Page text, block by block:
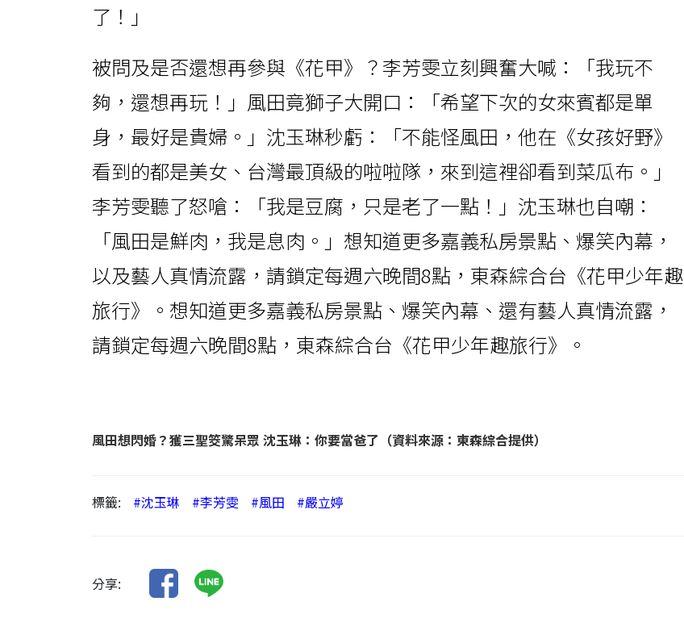
了！」
被問及是否還想再參與《花甲》？李芳雯立刻興奮大喊：「我玩不
夠，還想再玩！」風田竟獅子大開口：「希望下次的女來賓都是單
身，最好是貴婦。」沈玉琳秒虧：「不能怪風田，他在《女孩好野》
看到的都是美女、台灣最頂級的啦啦隊，來到這裡卻看到菜瓜布。」
李芳雯聽了怒嗆：「我是豆腐，只是老了一點！」沈玉琳也自嘲：
「風田是鮮肉，我是息肉。」想知道更多嘉義私房景點、爆笑內幕，
以及藝人真情流露，請鎖定每週六晚間8點，東森綜合台《花甲少年趣
旅行》。想知道更多嘉義私房景點、爆笑內幕、還有藝人真情流露，
請鎖定每週六晚間8點，東森綜合台《花甲少年趣旅行》。
風田想閃婚？獲三聖筊驚呆眾 沈玉琳：你要當爸了（資料來源：東森綜合提供）
標籤: #沈玉琳 #李芳雯 #風田 #嚴立婷
分享: